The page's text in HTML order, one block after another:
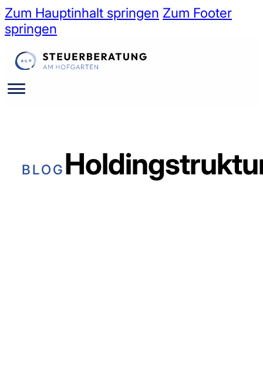
Zum Hauptinhalt springen Zum Footer
springen
BLOG